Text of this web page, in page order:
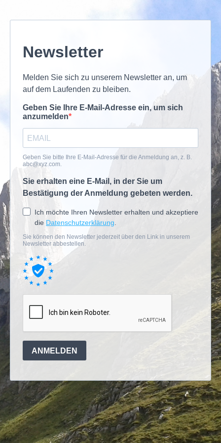
Newsletter
Melden Sie sich zu unserem Newsletter an, um
auf dem Laufenden zu bleiben.
Geben Sie Ihre E-Mail-Adresse ein, um sich
anzumelden
Geben Sie bitte Ihre E-Mail-Adresse für die Anmeldung an, z. B.
abc@xyz.com.
Sie erhalten eine E-Mail, in der Sie um
Bestätigung der Anmeldung gebeten werden.
Ich möchte Ihren Newsletter erhalten und akzeptiere
die Datenschutzerklärung
Sie können den Newsletter jederzeit über den Link in unserem
Newsletter abbestellen.
ANMELDEN